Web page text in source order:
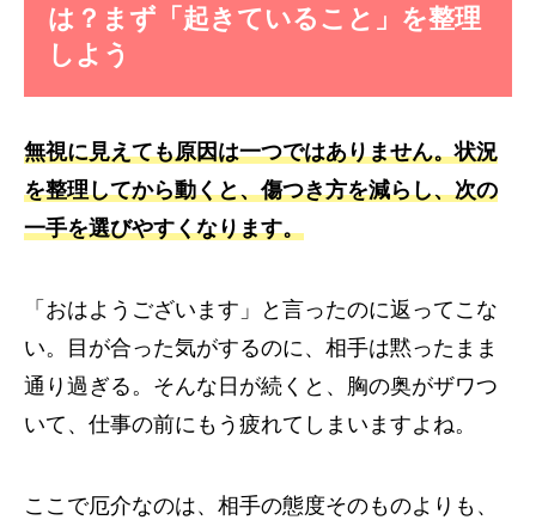
は？まず「起きていること」を整理
しよう
無視に見えても原因は一つではありません。状況
を整理してから動くと、傷つき方を減らし、次の
一手を選びやすくなります。
「おはようございます」と言ったのに返ってこな
い。目が合った気がするのに、相手は黙ったまま
通り過ぎる。そんな日が続くと、胸の奥がザワつ
いて、仕事の前にもう疲れてしまいますよね。
ここで厄介なのは、相手の態度そのものよりも、